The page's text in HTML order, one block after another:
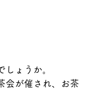
ょうか。
会が催され、お茶